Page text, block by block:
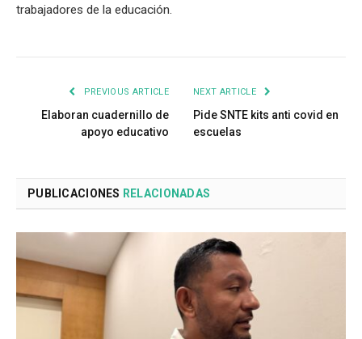
trabajadores de la educación.
PREVIOUS ARTICLE
Elaboran cuadernillo de
apoyo educativo
NEXT ARTICLE
Pide SNTE kits anti covid en
escuelas
PUBLICACIONES RELACIONADAS